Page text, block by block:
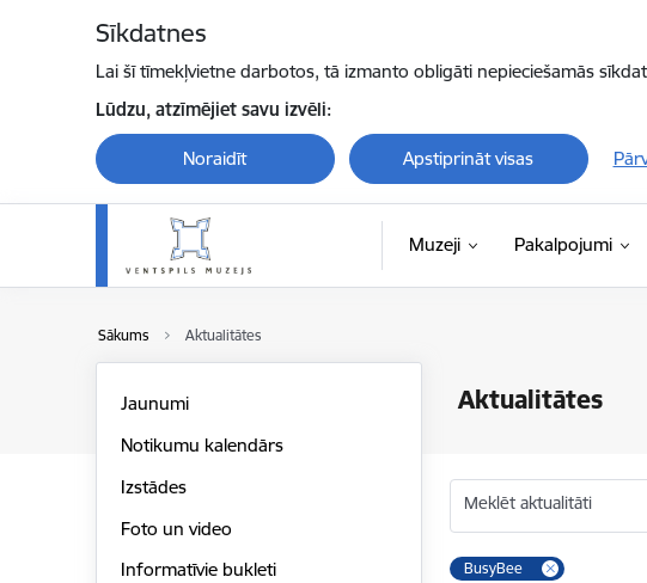
Sīkdatnes
Lai šī tīmekļvietne darbotos, tā izmanto obligāti nepieciešamās
Lūdzu, atzīmējiet savu izvēli:
Noraidīt Apstiprināt visas
Muzeji Pakalpojumi
Sākums Aktualitātes
Aktualitātes
Jaunumi
Notikumu kalendārs
Izstādes
Foto un video
Informatīvie bukleti
Meklēt aktualitāti
BusyBee